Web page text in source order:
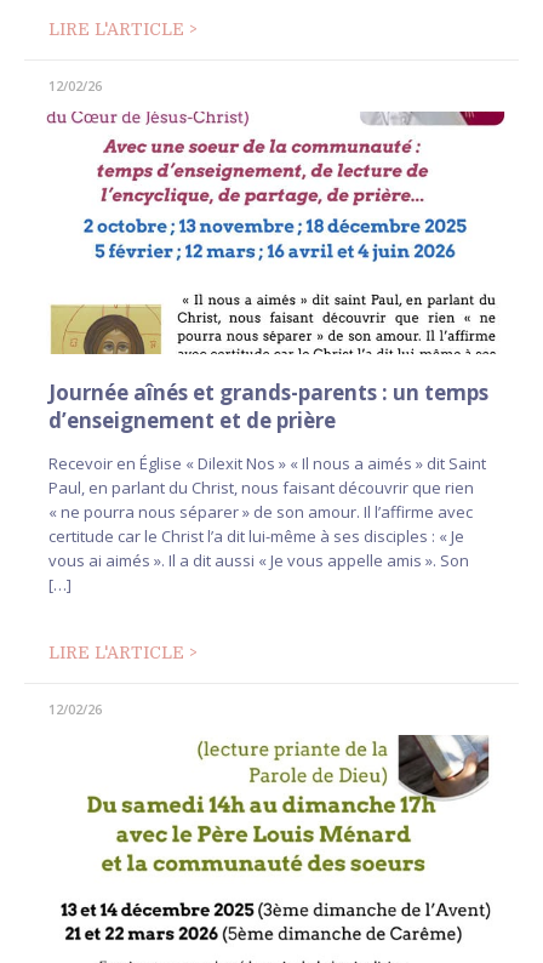
LIRE L'ARTICLE >
12/02/26
Journée aînés et grands-parents : un temps
d’enseignement et de prière
Recevoir en Église « Dilexit Nos » « Il nous a aimés » dit Saint
Paul, en parlant du Christ, nous faisant découvrir que rien
« ne pourra nous séparer » de son amour. Il l’affirme avec
certitude car le Christ l’a dit lui-même à ses disciples : « Je
vous ai aimés ». Il a dit aussi « Je vous appelle amis ». Son
[…]
LIRE L'ARTICLE >
12/02/26